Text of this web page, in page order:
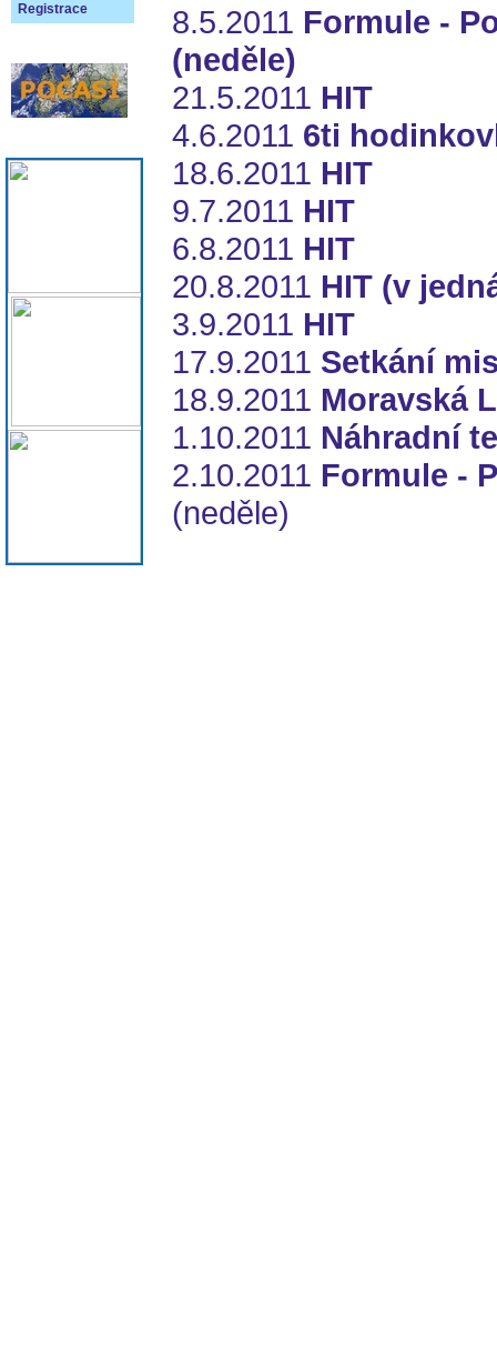
Registrace 8.5.2011 Formule -
(neděle)
21.5.2011 HIT
4.6.2011 6ti
18.6.2011 HIT
9.7.2011 HIT
6.8.2011 HIT
20.8.2011 HIT (v
3.9.2011 HIT
17.9.2011 Setkání
18.9.2011 Moravská
1.10.2011 Náhradní
2.10.2011 Formule -
(neděle)